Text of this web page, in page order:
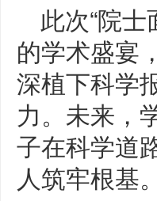
此次“院
的学术盛宴
深植下科学
力。未来，
子在科学道
人筑牢根基。